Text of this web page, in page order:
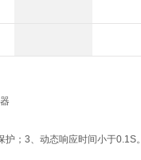
；3、动态响应时间小于0.1S。